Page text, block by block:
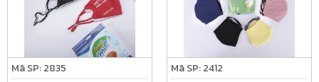
Mã SP: 2835 Mã SP: 2412